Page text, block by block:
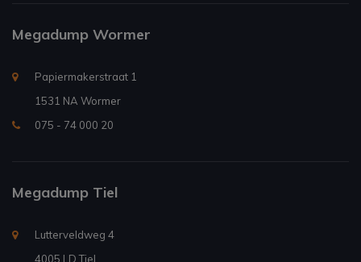
Megadump Wormer
Papiermakerstraat 1
1531 NA Wormer
075 - 74 000 20
Megadump Tiel
Lutterveldweg 4
4005 LD Tiel